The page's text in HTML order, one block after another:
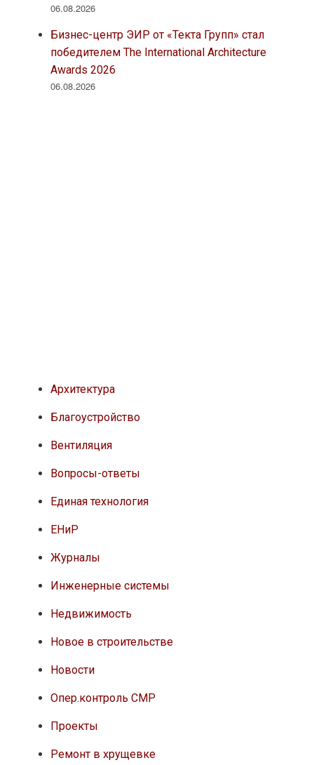
06.08.2026
Бизнес-центр ЭИР от «Текта Групп» стал
победителем The International Architecture
Awards 2026
06.08.2026
Архитектура
Благоустройство
Вентиляция
Вопросы-ответы
Единая технология
ЕНиР
Журналы
Инженерные системы
Недвижимость
Новое в строительстве
Новости
Опер.контроль СМР
Проекты
Ремонт в хрущевке